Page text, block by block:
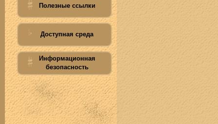
Полезные ссылки
Доступная среда
Информационная
безопасность